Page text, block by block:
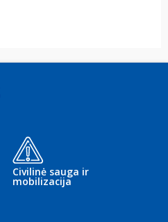
Civilinė sauga ir
mobilizacija